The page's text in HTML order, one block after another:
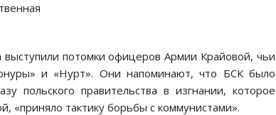
потомки офицеров Армии Крайовой, чьи
и «Нурт». Они напоминают, что БСК было
польского правительства в изгнании, которое
тактику борьбы с коммунистами».